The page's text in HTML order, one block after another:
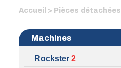
Accueil > Pièces détachées
Machines
Rockster 2